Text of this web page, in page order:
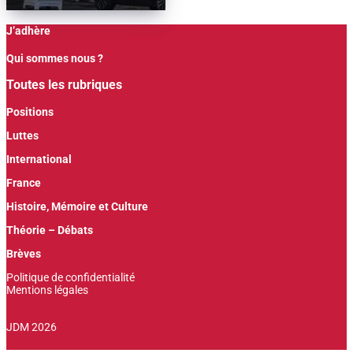
J’adhère
Qui sommes nous ?
Toutes les rubriques
Positions
Luttes
International
France
Histoire, Mémoire et Culture
Théorie – Débats
Brèves
Politique de confidentialité
Mentions légales
JDM 2026